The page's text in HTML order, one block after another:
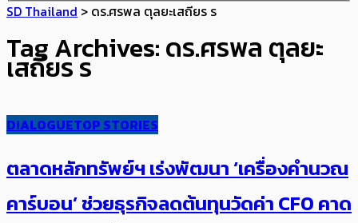
SD Thailand > ดร.ศรพล ตุลยะเสถียร ร
Tag Archives: ดร.ศรพล ตุลยะ
เสถียร ร
DIALOGUETOP STORIES
ตลาดหลักทรัพย์ฯ เร่งพัฒนา ‘เครื่องคำนวณ
คาร์บอน’ ช่วยธุรกิจลดต้นทุนวัดค่า CFO คาด